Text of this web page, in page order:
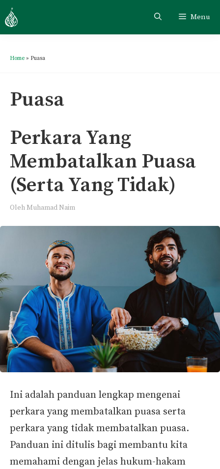
Skip
to
content
Menu
Home » Puasa
Puasa
Perkara Yang
Membatalkan Puasa
(Serta Yang Tidak)
OlehMuhamad Naim
Ini adalah panduan lengkap mengenai
perkara yang membatalkan puasa serta
perkara yang tidak membatalkan puasa.
Panduan ini ditulis bagi membantu kita
memahami dengan jelas hukum-hakam